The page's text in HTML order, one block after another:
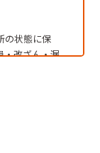
の状態に保
・改ざん・漏
を講じ、安
ます。
せ時に、お